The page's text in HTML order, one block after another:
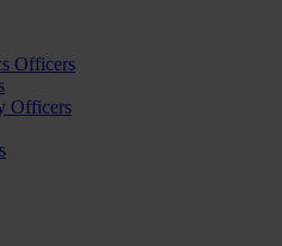
Officers
Officers